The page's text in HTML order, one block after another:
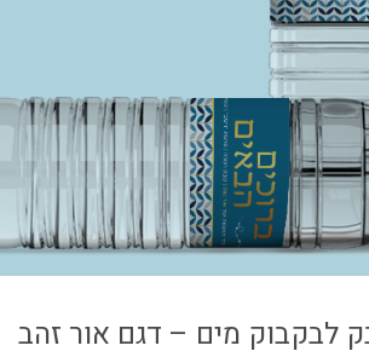
לבקבוק מים – דגם אור זהב